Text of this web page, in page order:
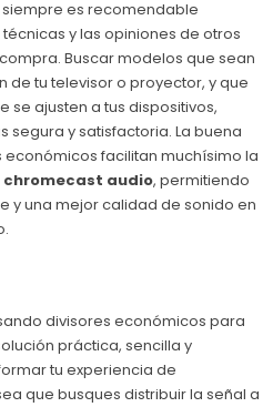
es recomendable
y las opiniones de otros
Buscar modelos que sean
de tu televisor o proyector, y que
se ajusten a tus dispositivos,
segura y satisfactoria. La buena
facilitan muchísimo la
chromecast audio, permitiendo
y una mejor calidad de sonido en
divisores económicos para
práctica, sencilla y
tu experiencia de
que busques distribuir la señal a